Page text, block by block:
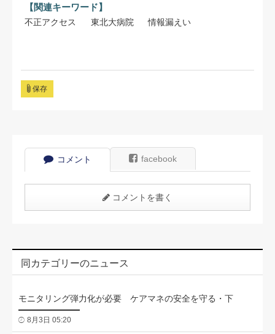
【関連キーワード】
不正アクセス 東北大病院 情報漏えい
保存
コメント facebook
コメントを書く
同カテゴリーのニュース
モニタリング弾力化が必要 ケアマネの安全を守る・下
8月3日 05:20